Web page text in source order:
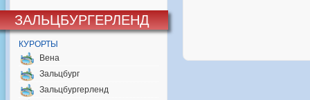
ЗАЛЬЦБУРГЕРЛЕНД
КУРОРТЫ
Вена
Зальцбург
Зальцбургерленд